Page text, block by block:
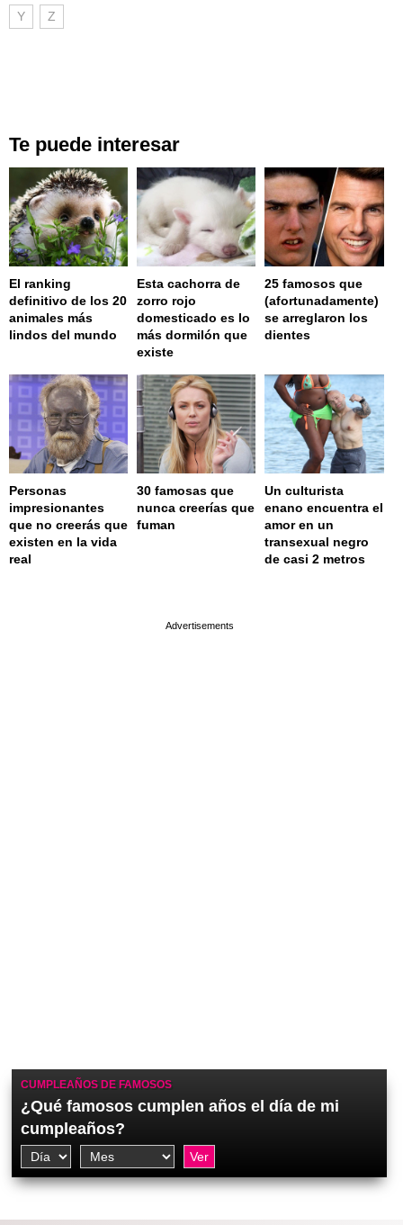
Y Z
Te puede interesar
El ranking
definitivo de los 20
animales más
lindos del mundo
Esta cachorra de
zorro rojo
domesticado es lo
más dormilón que
existe
25 famosos que
(afortunadamente)
se arreglaron los
dientes
Personas
impresionantes
que no creerás que
existen en la vida
real
30 famosas que
nunca creerías que
fuman
Un culturista
enano encuentra el
amor en un
transexual negro
de casi 2 metros
CUMPLEAÑOS DE FAMOSOS
¿Qué famosos cumplen años el día de mi
cumpleaños?